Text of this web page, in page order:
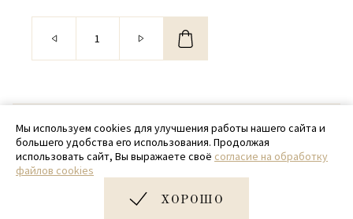
© 2020 - 2026 SamPack
+ 7 (918) 699-97-87
zakaz@sampack.store
Мы используем cookies для улучшения работы нашего сайта и
большего удобства его использования. Продолжая
использовать сайт, Вы выражаете своё согласие на обработку
файлов cookies
ХОРОШО